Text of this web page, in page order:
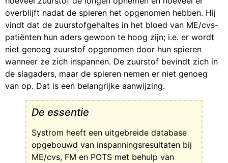
overblijft nadat de spieren het opgenomen hebben. Hij
vindt dat de zuurstofgehaltes in het bloed van ME/cvs-
patiënten hun aders gewoon te hoog zijn; i.e. er wordt
niet genoeg zuurstof opgenomen door hun spieren
wanneer ze zich inspannen. De zuurstof bevindt zich in
de slagaders, maar de spieren nemen er niet genoeg
van op. Dat is een belangrijke aanwijzing.
De essentie
Systrom heeft een uitgebreide database
opgebouwd van inspanningsresultaten bij
ME/cvs, FM en POTS met behulp van